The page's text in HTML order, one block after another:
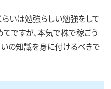
いは勉強らしい勉強をして
ですが、本気で株で稼ごう
いの知識を身に付けるべきで